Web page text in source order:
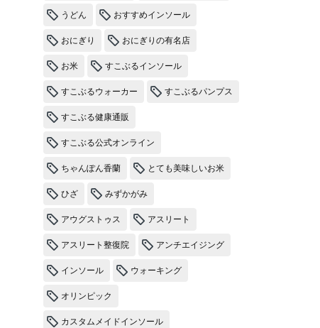
うどん おすすめインソール
おにぎり おにぎりの有名店
お米 すこぶるインソール
すこぶるウォーカー すこぶるパンプス
すこぶる健康通販
すこぶる公式オンライン
ちゃんぽん香蘭 とても美味しいお米
ひざ みずかがみ
アウグストゥス アスリート
アスリート整復院 アンチエイジング
インソール ウォーキング
オリンピック
カスタムメイドインソール